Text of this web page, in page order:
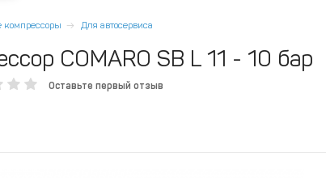
компрессоры Для автосервиса
COMARO SB L 11 - 10 бар
Оставьте первый отзыв